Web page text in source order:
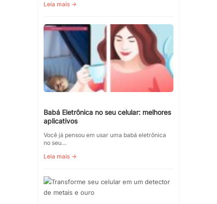
Leia mais →
Babá Eletrônica no seu celular: melhores
aplicativos
Você já pensou em usar uma babá eletrônica
no seu…
Leia mais →